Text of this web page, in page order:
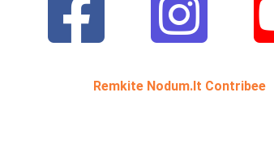
Remkite Nodum.lt Contribee